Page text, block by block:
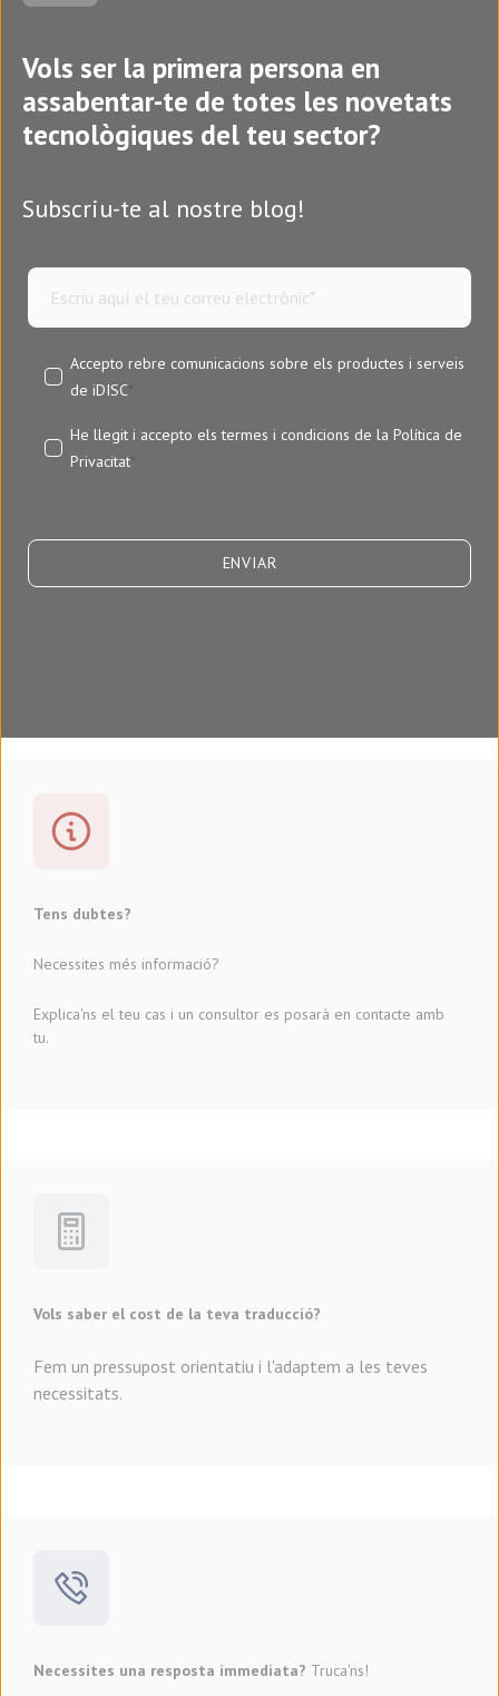
Vols ser la primera persona en
assabentar-te de totes les novetats
tecnològiques del teu sector?
Subscriu-te al nostre blog!
Accepto rebre comunicacions sobre els productes i serveis
de iDISC*
He llegit i accepto els termes i condicions de la Política de
Privacitat*
Tens dubtes?
Necessites més informació?
Explica'ns el teu cas i un consultor es posarà en contacte amb
tu.
Vols saber el cost de la teva traducció?
Fem un pressupost orientatiu i l'adaptem a les teves
necessitats.
Necessites una resposta immediata? Truca'ns!